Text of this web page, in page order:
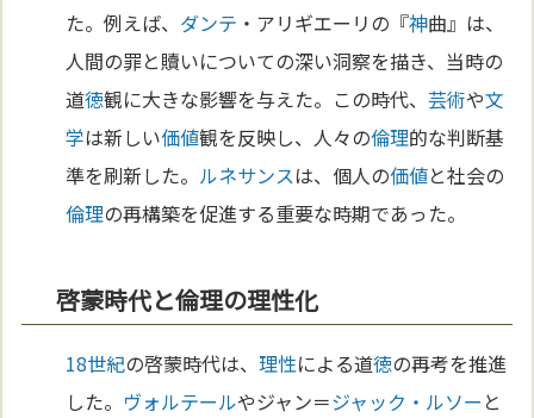
た。例えば、 ダンテ ・アリギエーリの『神曲』は、
人間の罪と贖いについての深い洞察を描き、当時の
道徳観に大きな影響を与えた。この時代、芸術や文
学は新しい価値観を反映し、人々の倫理的な判断基
準を刷新した。 ルネサンスは、個人の価値と社会の
倫理の再構築を促進する重要な時期であった。
啓蒙時代と倫理の理性化
18世紀の啓蒙時代は、理性による道徳の再考を推進
した。 ヴォルテールやジャン＝ジャック・ルソー と